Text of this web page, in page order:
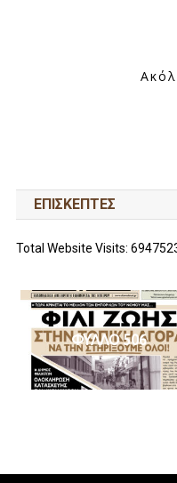
ΕΠΙΣΚΕΠΤΕΣ
Total Website Visits:
ΦΥΛΛΟ 506